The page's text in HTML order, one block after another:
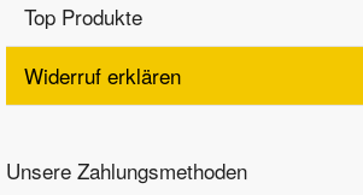
Top Produkte
Widerruf erklären
Unsere Zahlungsmethoden